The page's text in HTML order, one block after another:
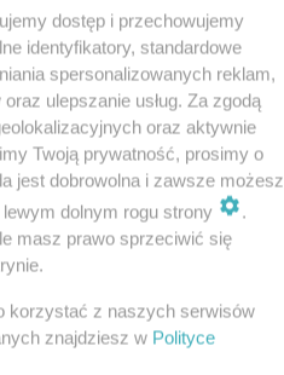
dostęp i przechowujemy
identyfikatory, standardowe
spersonalizowanych reklam,
ulepszanie usług. Za zgodą
oraz aktywnie
Twoją prywatność, prosimy o
jest dobrowolna i zawsze możesz
dolnym rogu strony
.
masz prawo sprzeciwić się
korzystać z naszych serwisów
znajdziesz w Polityce